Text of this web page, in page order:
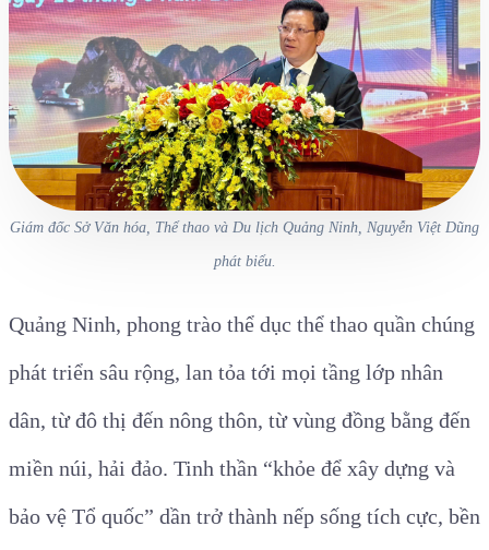
Giám đốc Sở Văn hóa, Thể thao và Du lịch Quảng Ninh, Nguyễn Việt Dũng
phát biểu.
Quảng Ninh, phong trào thể dục thể thao quần chúng
phát triển sâu rộng, lan tỏa tới mọi tầng lớp nhân
dân, từ đô thị đến nông thôn, từ vùng đồng bằng đến
miền núi, hải đảo. Tinh thần “khỏe để xây dựng và
bảo vệ Tổ quốc” dần trở thành nếp sống tích cực, bền